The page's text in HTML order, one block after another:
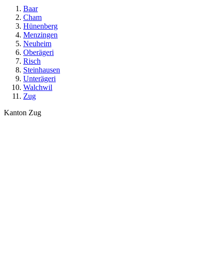
Baar
Cham
Hünenberg
Menzingen
Neuheim
Oberägeri
Risch
Steinhausen
Unterägeri
Walchwil
Zug
Kanton Zug